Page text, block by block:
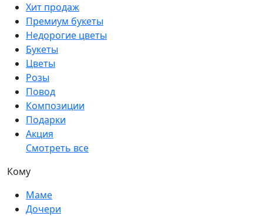
Хит продаж
Премиум букеты
Недорогие цветы
Букеты
Цветы
Розы
Повод
Композиции
Подарки
Акция
Смотреть все
Кому
Маме
Дочери